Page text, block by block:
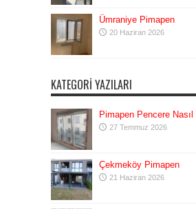
Ümraniye Pimapen
20 Haziran 2026
KATEGORI YAZILARI
Pimapen Pencere
27 Temmuz 2026
Çekmeköy Pimapen
21 Haziran 2026